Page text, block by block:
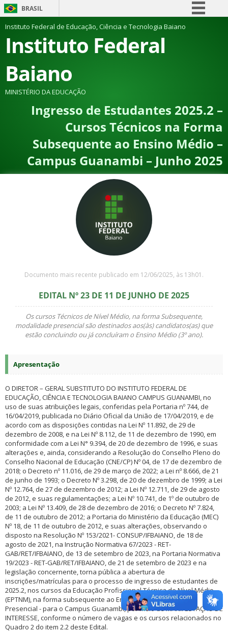
BRASIL
Simplifique!
Comunica BR
Canais
Instituto Federal de Educação, Ciência e Tecnologia Baiano
Instituto Federal
Baiano
MINISTÉRIO DA EDUCAÇÃO
Ingresso de Estudantes 2025.2 –
Cursos Técnicos na Forma
Subsequente ao Ensino Médio –
Campus Guanambi – Junho 2025
Documento mais recente publicado em 12/06/2025, às 13h01.
EDITAL Nº 23 DE 11 DE JUNHO DE 2025
Os cursos Técnicos de Nível Médio, na forma Subsequente,
modalidade presencial são destinados aos(às) candidatos(as) que
estão concluindo ou já concluíram o Ensino Médio (3º ano).
Apresentação
O DIRETOR – GERAL SUBSTITUTO DO INSTITUTO FEDERAL DE
EDUCAÇÃO, CIÊNCIA E TECNOLOGIA BAIANO CAMPUS GUANAMBI, no
uso de suas atribuições legais, conferidas pela Portaria nº 744, de
16/04/2019, publicada no Diário Oficial da União de 17/04/2019, e de
acordo com as disposições contidas na Lei Nº 11.892, de 29 de
dezembro de 2008, e na Lei Nº 8.112, de 11 de dezembro de 1990, em
conformidade com a Lei N° 9.394, de 20 de dezembro de 1996, e suas
alterações e, ainda, considerando a Resolução do Conselho Pleno do
Conselho Nacional de Educação (CNE/CP) Nº 04, de 17 de dezembro de
2018; o Decreto nº 11.016, de 29 de março de 2022; a Lei nº 8.666, de 21
de junho de 1993; o Decreto Nº 3.298, de 20 de dezembro de 1999; a Lei
Nº 12.764, de 27 de dezembro de 2012; a Lei Nº 12.711, de 29 de agosto
de 2012, e suas regulamentações; a Lei Nº 10.741, de 1º de outubro de
2003; a Lei Nº 13.409, de 28 de dezembro de 2016; o Decreto Nº 7.824,
de 11 de outubro de 2012; a Portaria do Ministério da Educação (MEC)
Nº 18, de 11 de outubro de 2012, e suas alterações, observando o
disposto na Resolução Nº 153/2021- CONSUP/IFBAIANO, de 18 de
agosto de 2021, na Instrução Normativa 67/2023 - RET-
GAB/RET/IFBAIANO, de 13 de setembro de 2023, na Portaria Normativa
19/2023 - RET-GAB/RET/IFBAIANO, de 21 de setembro de 2023 e na
legislação concernente, torna pública a abertura de
inscrições/matrículas para o processo de ingresso de estudantes de
2025.2, nos cursos da Educação Profissional Técnica de Nível Médio
(EPTNM), na forma subsequente ao Ensino Médio, modalidade
Presencial - para o Campus Guanambi, por meio de MANIFESTAÇÃO DE
INTERESSE, conforme o número de vagas e os cursos relacionados no
Quadro 2 do item 2.2 deste Edital.